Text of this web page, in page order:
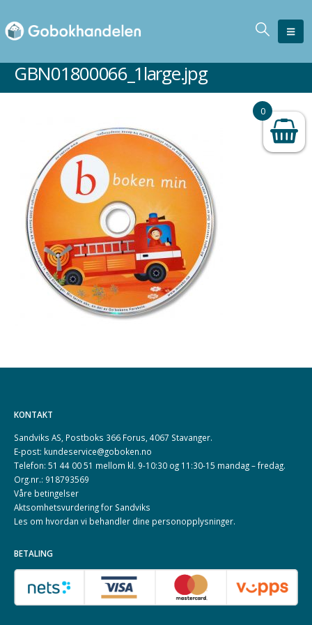
GBN01800066_1large.jpg
KONTAKT
Sandviks AS, Postboks 366 Forus, 4067 Stavanger.
E-post: kundeservice@goboken.no
Telefon: 51 44 00 51 mellom kl. 9-10:30 og 11:30-15 mandag – fredag.
Org.nr.: 918793569
Våre betingelser
Aktsomhetsvurdering for Sandviks
Les om hvordan vi behandler dine personopplysninger.
BETALING
0